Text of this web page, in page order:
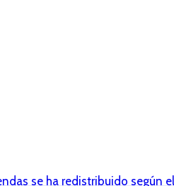
se ha redistribuido según